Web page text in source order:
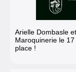
Arielle Dombasle
Maroquinerie le
place !